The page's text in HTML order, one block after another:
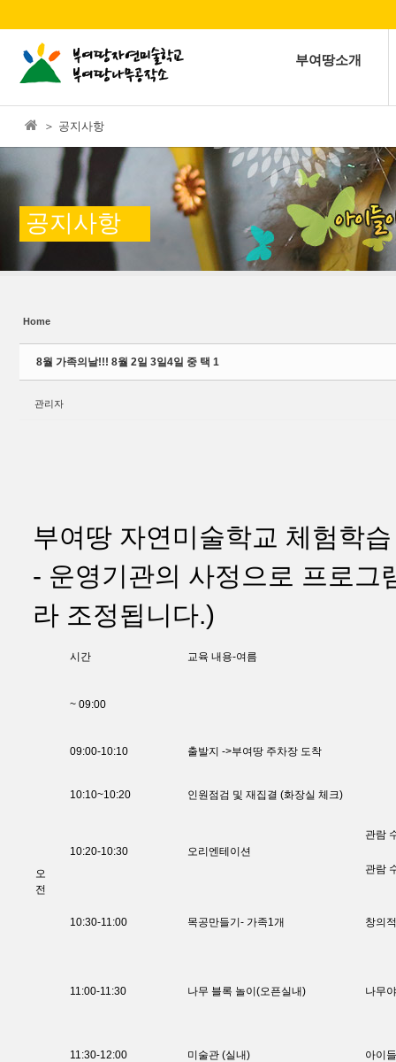
부여땅소개
＞ 공지사항
공지사항
Home
8월 가족의날!!! 8월 2일 3일4일 중 택 1
관리자
부여땅 자연미술학교 체험학
- 운영기관의 사정으로 프로그
라 조정됩니다.)
시간 교육 내용-여름
오
전
~ 09:00
09:00-10:10 출발지 ->부여땅 주차장 도착
10:10~10:20 인원점검 및 재집결 (화장실 체크)
10:20-10:30 오리엔테이션
관람
관람
10:30-11:00 목공만들기- 가족1개 창의
11:00-11:30 나무 블록 놀이(오픈실내) 나무
11:30-12:00 미술관 (실내) 아이
Sketchbook5, 스케치북5
Sketchbook5, 스케치북5